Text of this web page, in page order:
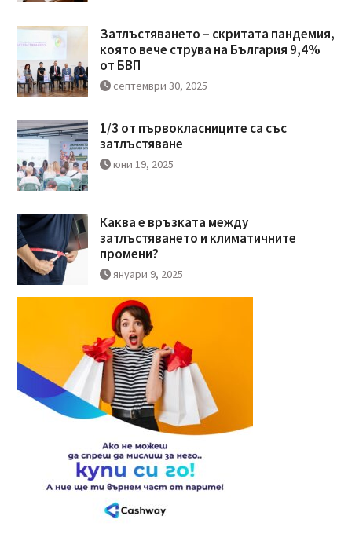
Затлъстяването – скритата пандемия,
която вече струва на България 9,4%
от БВП
септември 30, 2025
1/3 от първокласниците са със
затлъстяване
юни 19, 2025
Каква е връзката между
затлъстяването и климатичните
промени?
януари 9, 2025